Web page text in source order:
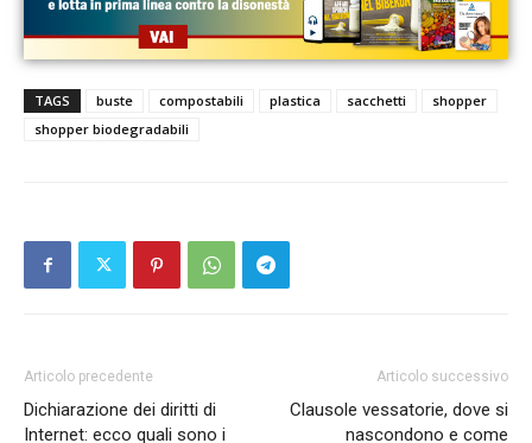
TAGS buste compostabili plastica sacchetti
shopper
shopper biodegradabili
Articolo precedente
Dichiarazione dei diritti di
Internet: ecco quali sono i
Articolo successivo
Clausole vessatorie, dove si
nascondono e come